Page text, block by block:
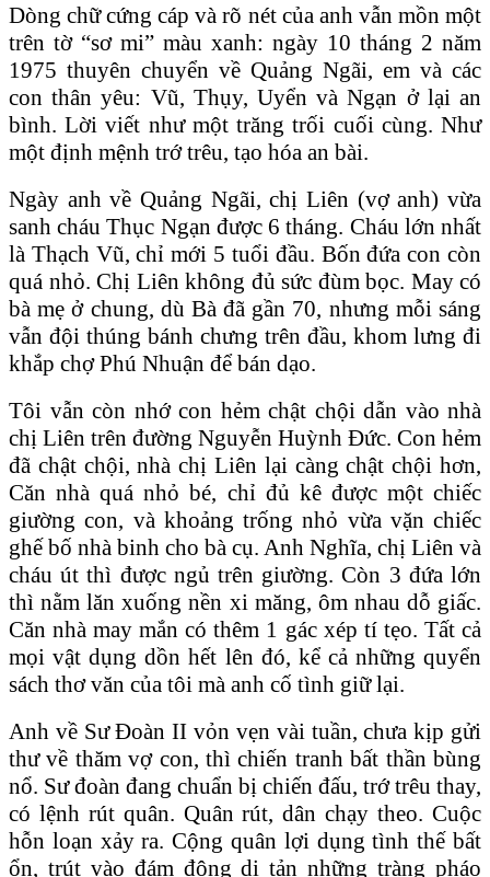
Dòng chữ cứng cáp và rõ nét của anh vẫn mồn một
trên tờ “sơ mi” màu xanh: ngày 10 tháng 2 năm
1975 thuyên chuyển về Quảng Ngãi, em và các
con thân yêu: Vũ, Thụy, Uyển và Ngạn ở lại an
bình. Lời viết như một trăng trối cuối cùng. Như
một định mệnh trớ trêu, tạo hóa an bài.
Ngày anh về Quảng Ngãi, chị Liên (vợ anh) vừa
sanh cháu Thục Ngạn được 6 tháng. Cháu lớn nhất
là Thạch Vũ, chỉ mới 5 tuổi đầu. Bốn đứa con còn
quá nhỏ. Chị Liên không đủ sức đùm bọc. May có
bà mẹ ở chung, dù Bà đã gần 70, nhưng mỗi sáng
vẫn đội thúng bánh chưng trên đầu, khom lưng đi
khắp chợ Phú Nhuận để bán dạo.
Tôi vẫn còn nhớ con hẻm chật chội dẫn vào nhà
chị Liên trên đường Nguyễn Huỳnh Đức. Con hẻm
đã chật chội, nhà chị Liên lại càng chật chội hơn,
Căn nhà quá nhỏ bé, chỉ đủ kê được một chiếc
giường con, và khoảng trống nhỏ vừa vặn chiếc
ghế bố nhà binh cho bà cụ. Anh Nghĩa, chị Liên và
cháu út thì được ngủ trên giường. Còn 3 đứa lớn
thì nằm lăn xuống nền xi măng, ôm nhau dỗ giấc.
Căn nhà may mắn có thêm 1 gác xép tí tẹo. Tất cả
mọi vật dụng dồn hết lên đó, kể cả những quyển
sách thơ văn của tôi mà anh cố tình giữ lại.
Anh về Sư Đoàn II vỏn vẹn vài tuần, chưa kịp gửi
thư về thăm vợ con, thì chiến tranh bất thần bùng
nổ. Sư đoàn đang chuẩn bị chiến đấu, trớ trêu thay,
có lệnh rút quân. Quân rút, dân chạy theo. Cuộc
hỗn loạn xảy ra. Cộng quân lợi dụng tình thế bất
ổn, trút vào đám đông di tản những tràng pháo